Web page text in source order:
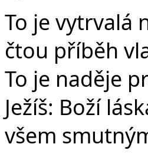
To je vytrvalá
čtou příběh
To je naděje
Ježíš: Boží
všem